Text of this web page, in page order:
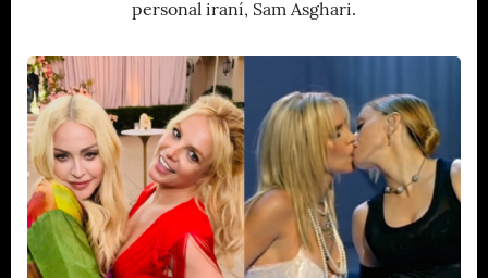
personal iraní, Sam Asghari.